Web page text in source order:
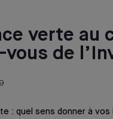
verte
vous de
: quel sens donner à